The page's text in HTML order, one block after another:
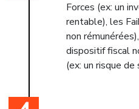
Forces (ex: un
rentable), les
non
dispositif fiscal
(ex: un risque de